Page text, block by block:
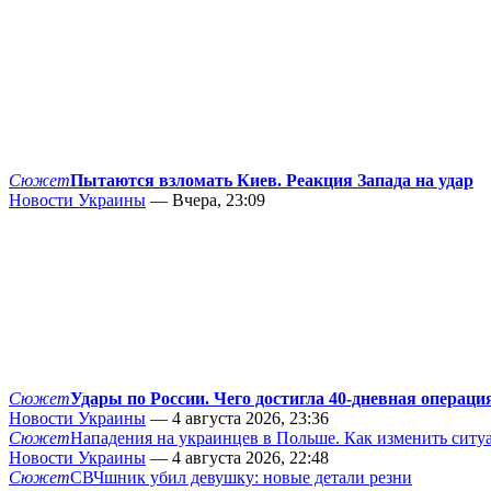
СюжетПытаются взломать Киев. Реакция Запада на удар
Новости Украины — Вчера, 23:09
СюжетУдары по России. Чего достигла 40-дневная
Новости Украины — 4 августа 2026, 23:36
СюжетНападения на украинцев в Польше. Как изменить
Новости Украины — 4 августа 2026, 22:48
СюжетСВЧшник убил девушку: новые детали резни